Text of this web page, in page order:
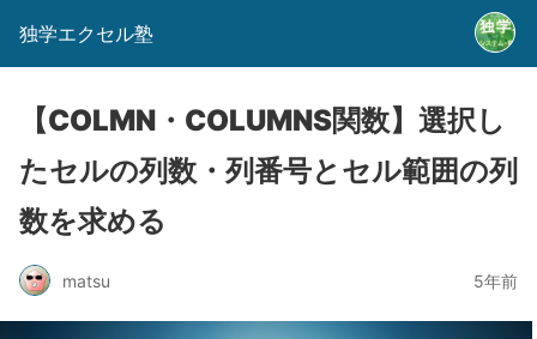
独学エクセル塾
【COLMN・COLUMNS関数】選択し
たセルの列数・列番号とセル範囲の列
数を求める
matsu 5年前